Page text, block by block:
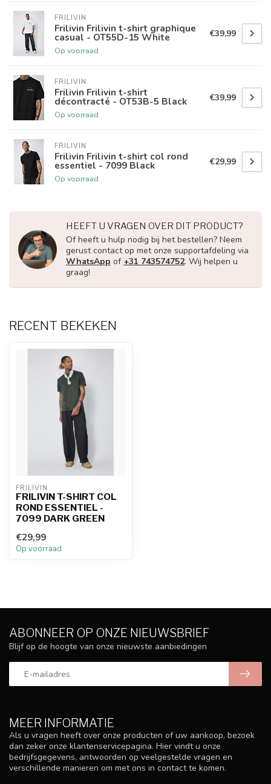
FRILIVIN
Frilivin Frilivin t-shirt graphique
casual - OT55D-15 White
Op voorraad
€39,99
FRILIVIN
Frilivin Frilivin t-shirt
décontracté - OT53B-5 Black
Op voorraad
€39,99
FRILIVIN
Frilivin Frilivin t-shirt col rond
essentiel - 7099 Black
Op voorraad
€29,99
HEEFT U VRAGEN OVER DIT PRODUCT?
Of heeft u hulp nodig bij het bestellen? Neem
gerust contact op met onze supportafdeling via
WhatsApp of +31 743574752. Wij helpen u
graag!
RECENT BEKEKEN
FRILIVIN
FRILIVIN T-SHIRT COL
ROND ESSENTIEL -
7099 DARK GREEN
€29,99
Op voorraad
MEER INFORMATIE
Als u vragen heeft over onze producten of uw aankoop, bezoek
dan zeker onze klantenservicepagina. Hier vindt u onze
bedrijfsgegevens, antwoorden op veelgestelde vragen en
verschillende manieren om met ons in contact te komen.
ABONNEER OP ONZE NIEUWSBRIEF
Blijf op de hoogte van onze nieuwste aanbiedingen